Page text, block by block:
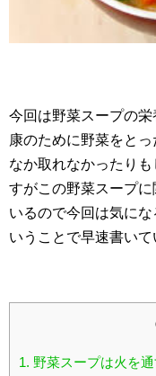
今回は野菜スープの
康のために野菜をと
なか取れなかったり
すがこの野菜スープ
いるので今回は気に
いうことで早速書いて
1. 野菜スープは火を